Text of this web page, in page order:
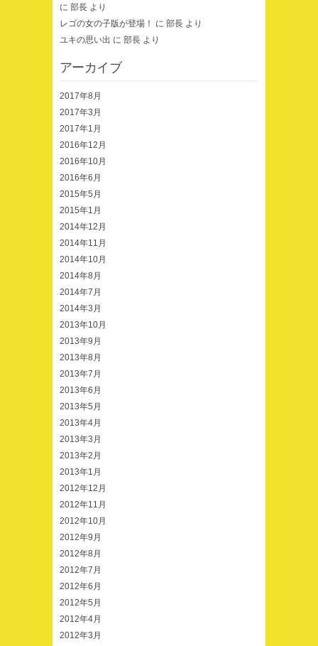
に 部長 より
レゴの女の子版が登場！
に 部長 より
ユキの思い出 に 部長 より
アーカイブ
2017年8月
2017年3月
2017年1月
2016年12月
2016年10月
2016年6月
2015年5月
2015年1月
2014年12月
2014年11月
2014年10月
2014年8月
2014年7月
2014年3月
2013年10月
2013年9月
2013年8月
2013年7月
2013年6月
2013年5月
2013年4月
2013年3月
2013年2月
2013年1月
2012年12月
2012年11月
2012年10月
2012年9月
2012年8月
2012年7月
2012年6月
2012年5月
2012年4月
2012年3月